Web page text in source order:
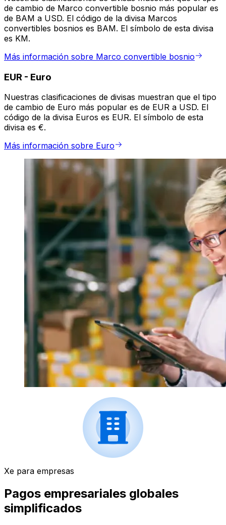
de cambio de Marco convertible bosnio más popular es
de BAM a USD. El código de la divisa Marcos
convertibles bosnios es BAM. El símbolo de esta divisa
es KM.
Más información sobre Marco convertible bosnio
EUR - Euro
Nuestras clasificaciones de divisas muestran que el tipo
de cambio de Euro más popular es de EUR a USD. El
código de la divisa Euros es EUR. El símbolo de esta
divisa es €.
Más información sobre Euro
Xe para empresas
Pagos empresariales globales
simplificados